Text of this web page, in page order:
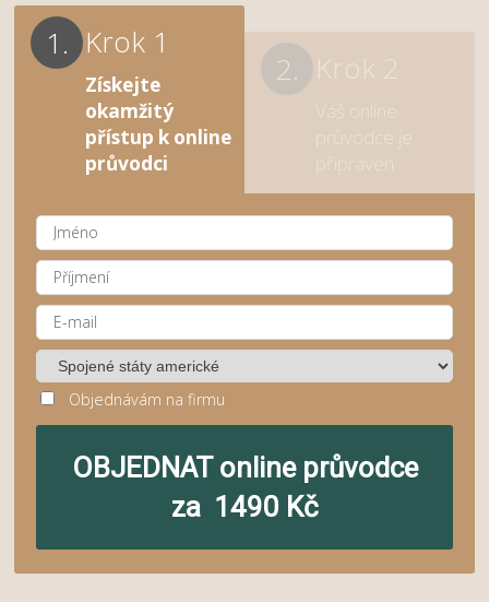
Krok 1
Získejte
okamžitý
přístup k online
průvodci
Krok 2
Váš online
průvodce je
připraven
Objednávám na firmu
OBJEDNAT online průvodce
za 1490 Kč